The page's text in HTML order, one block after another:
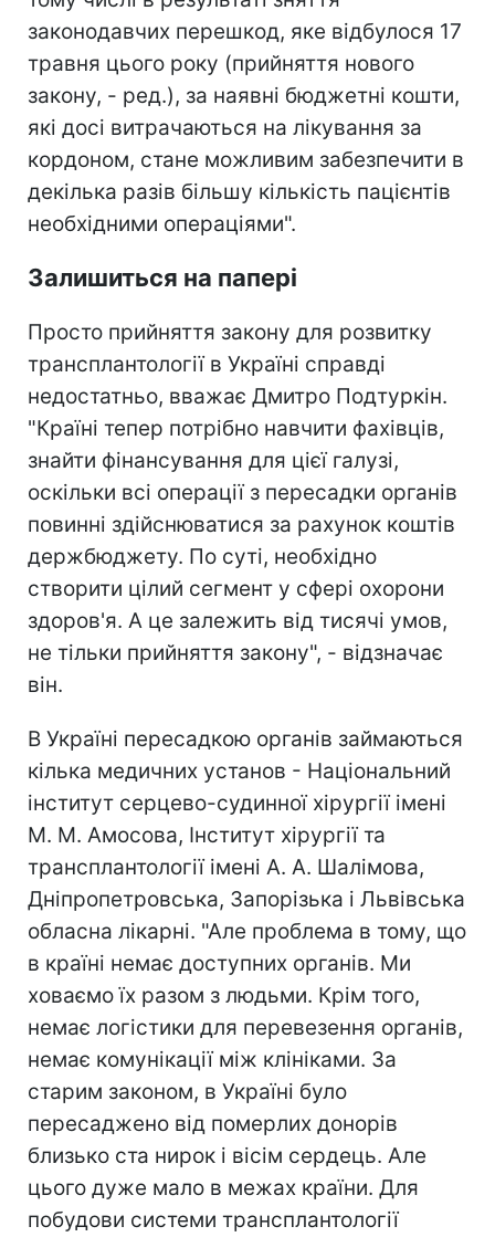
законодавчих перешкод, яке відбулося 17
травня цього року (прийняття нового
закону, - ред.), за наявні бюджетні кошти,
які досі витрачаються на лікування за
кордоном, стане можливим забезпечити в
декілька разів більшу кількість пацієнтів
необхідними операціями".
Залишиться на папері
Просто прийняття закону для розвитку
трансплантології в Україні справді
недостатньо, вважає Дмитро Подтуркін.
"Країні тепер потрібно навчити фахівців,
знайти фінансування для цієї галузі,
оскільки всі операції з пересадки органів
повинні здійснюватися за рахунок коштів
держбюджету. По суті, необхідно
створити цілий сегмент у сфері охорони
здоров'я. А це залежить від тисячі умов,
не тільки прийняття закону", - відзначає
він.
В Україні пересадкою органів займаються
кілька медичних установ - Національний
інститут серцево-судинної хірургії імені
М. М. Амосова, Інститут хірургії та
трансплантології імені А. А. Шалімова,
Дніпропетровська, Запорізька і Львівська
обласна лікарні. "Але проблема в тому, що
в країні немає доступних органів. Ми
ховаємо їх разом з людьми. Крім того,
немає логістики для перевезення органів,
немає комунікації між клініками. За
старим законом, в Україні було
пересаджено від померлих донорів
близько ста нирок і вісім сердець. Але
цього дуже мало в межах країни. Для
побудови системи трансплантології